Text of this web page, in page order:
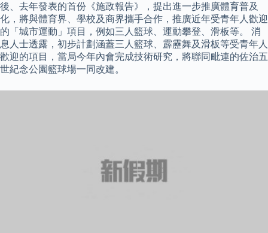
後、去年發表的首份《施政報告》，提出進一步推廣體育普及
化，將與體育界、學校及商界攜手合作，推廣近年受青年人歡迎
的「城市運動」項目，例如三人籃球、運動攀登、滑板等。 消
息人士透露，初步計劃涵蓋三人籃球、霹靂舞及滑板等受青年人
歡迎的項目，當局今年內會完成技術研究，將聯同毗連的佐治五
世紀念公園籃球場一同改建。